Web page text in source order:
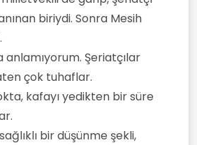
biriydi. Sonra Mesih
Şeriatçılar
çok tuhaflar.
kafayı yedikten bir süre
bir düşünme şekli,